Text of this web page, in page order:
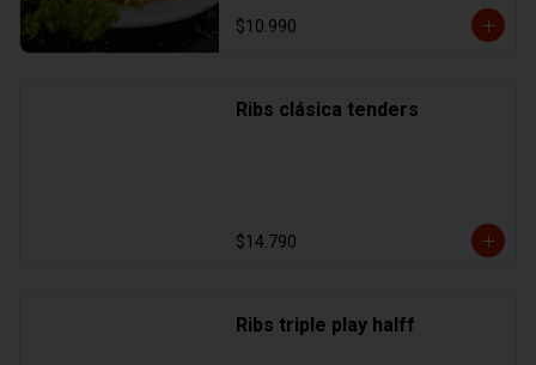
$10.990
Ribs clásica tenders
$14.790
Ribs triple play halff